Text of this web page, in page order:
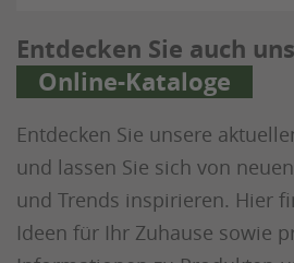
Entdecken Sie auch
Online-Kataloge
Entdecken Sie unsere
und lassen Sie sich von
und Trends inspirieren. Hier
Ideen für Ihr Zuhause sowie